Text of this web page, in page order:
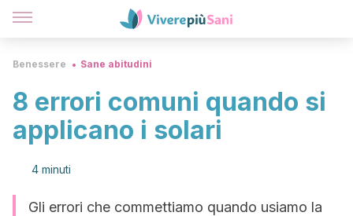
Benessere Sane abitudini
8 errori comuni quando si
applicano i solari
4 minuti
Gli errori che commettiamo quando usiamo la